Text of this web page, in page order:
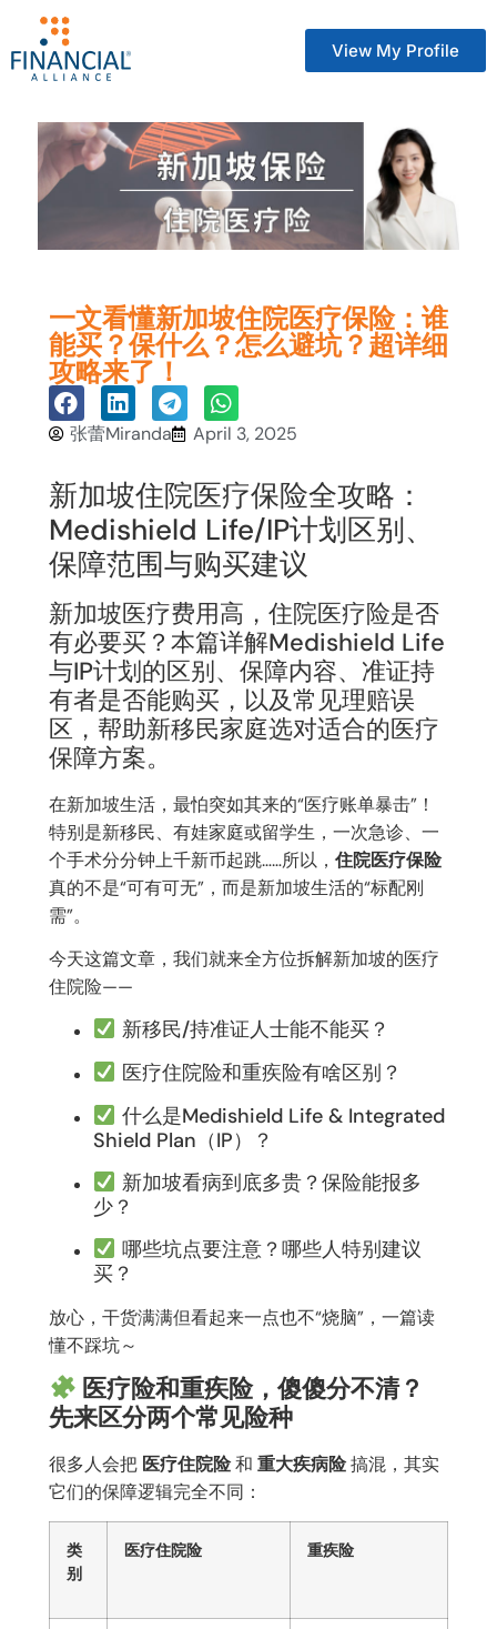
View My Profile
一文看懂新加坡住院医疗保险：谁
能买？保什么？怎么避坑？超详细
攻略来了！
张蕾Miranda April 3, 2025
新加坡住院医疗保险全攻略：
Medishield Life/IP计划区别、
保障范围与购买建议
新加坡医疗费用高，住院医疗险是否
有必要买？本篇详解Medishield Life
与IP计划的区别、保障内容、准证持
有者是否能购买，以及常见理赔误
区，帮助新移民家庭选对适合的医疗
保障方案。
在新加坡生活，最怕突如其来的“医疗账单暴击”！
特别是新移民、有娃家庭或留学生，一次急诊、一
个手术分分钟上千新币起跳……所以， 住院医疗保险
真的不是“可有可无”，而是新加坡生活的“标配刚
需”。
今天这篇文章，我们就来全方位拆解新加坡的医疗
住院险——
新移民/持准证人士能不能买？
医疗住院险和重疾险有啥区别？
什么是Medishield Life & Integrated
Shield Plan（IP）？
新加坡看病到底多贵？保险能报多
少？
哪些坑点要注意？哪些人特别建议
买？
放心，干货满满但看起来一点也不“烧脑”，一篇读
懂不踩坑～
医疗险和重疾险，傻傻分不清？
先来区分两个常见险种
很多人会把 医疗住院险和 重大疾病险搞混，其实
它们的保障逻辑完全不同：
类
别
医疗住院险 重疾险